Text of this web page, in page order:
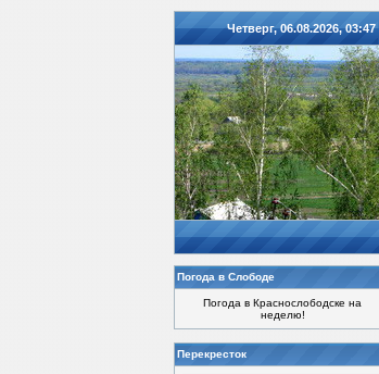
Четверг, 06.08.2026, 03:47
Погода в Слободе
Погода в Краснослободске на
неделю!
Перекресток